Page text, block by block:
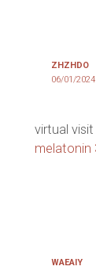
ZHZHDO
06/01/
virtual
melatonin
WAEAIY